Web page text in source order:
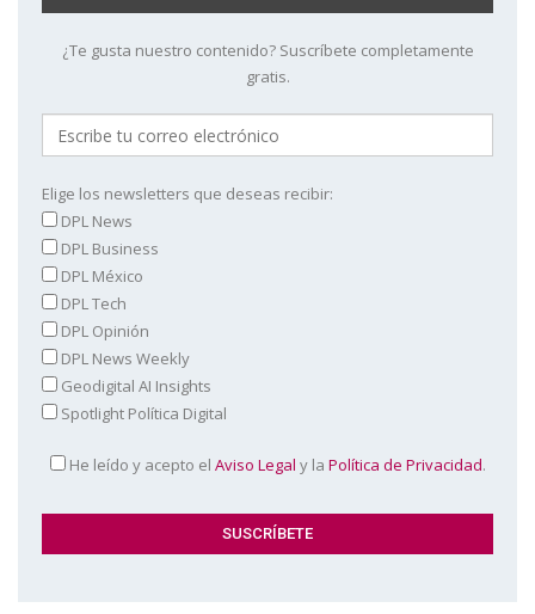
¿Te gusta nuestro contenido? Suscríbete completamente
gratis.
Elige los newsletters que deseas recibir:
DPL News
DPL Business
DPL México
DPL Tech
DPL Opinión
DPL News Weekly
Geodigital AI Insights
Spotlight Política Digital
He leído y acepto el Aviso Legal y la Política de Privacidad.